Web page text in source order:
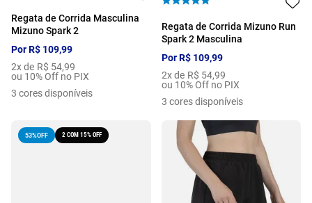
Regata de Corrida Masculina
Mizuno Spark 2
PorR$ 109,99
2x de R$ 54,99
ou 10% Off no PIX
3 cores disponíveis
Regata de Corrida Mizuno Run
Spark 2 Masculina
PorR$ 109,99
2x de R$ 54,99
ou 10% Off no PIX
3 cores disponíveis
53%OFF 2 COM 15% OFF